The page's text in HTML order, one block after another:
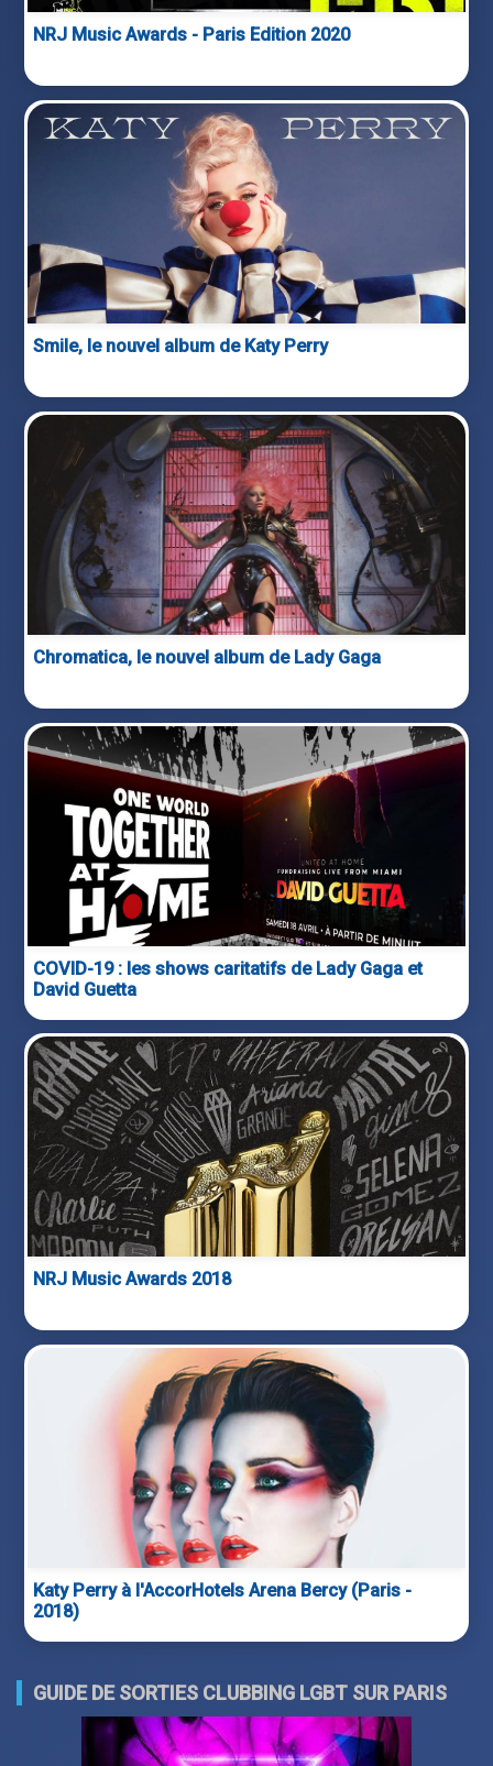
NRJ Music Awards - Paris Edition 2020
Smile, le nouvel album de Katy Perry
Chromatica, le nouvel album de Lady Gaga
COVID-19 : les shows caritatifs de Lady Gaga et
David Guetta
NRJ Music Awards 2018
Katy Perry à l'AccorHotels Arena Bercy (Paris -
2018)
GUIDE DE SORTIES CLUBBING LGBT SUR PARIS